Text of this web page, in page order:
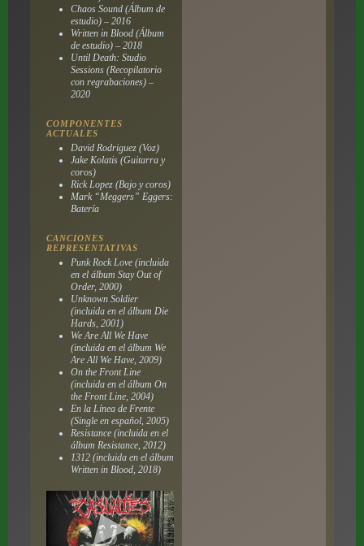
Chaos Sound (Álbum de
estudio) – 2016
Written in Blood (Álbum
de estudio) – 2018
Until Death: Studio
Sessions (Recopilatorio
con regrabaciones) –
2020
COMPONENTES
ACTUALES
David Rodriguez (Voz)
Jake Kolatis (Guitarra y
coros)
Rick Lopez (Bajo y coros)
Mark “Meggers” Eggers:
Batería
CANCIONES
REPRESENTATIVAS
Punk Rock Love (incluida
en el álbum Stay Out of
Order, 2000)
Unknown Soldier
(incluida en el álbum Die
Hards, 2001)
We Are All We Have
(incluida en el álbum We
Are All We Have, 2009)
On the Front Line
(incluida en el álbum On
the Front Line, 2004)
En la Línea de Frente
(Single en español, 2005)
Resistance (incluida en el
álbum Resistance, 2012)
1312 (incluida en el álbum
Written in Blood, 2018)